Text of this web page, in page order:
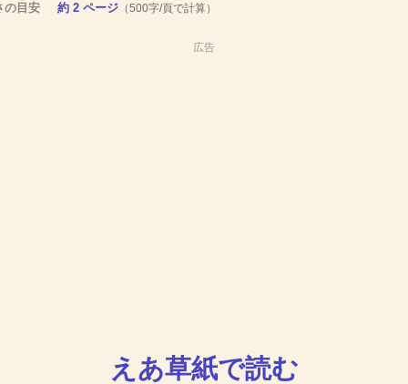
の目安
約 2 ページ（500字/頁で計算）
広告
えあ草紙で読む